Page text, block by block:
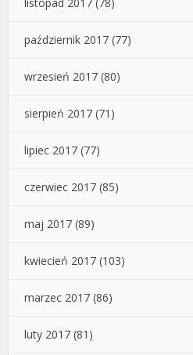
listopad 2017 (78)
październik 2017 (77)
wrzesień 2017 (80)
sierpień 2017 (71)
lipiec 2017 (77)
czerwiec 2017 (85)
maj 2017 (89)
kwiecień 2017 (103)
marzec 2017 (86)
luty 2017 (81)